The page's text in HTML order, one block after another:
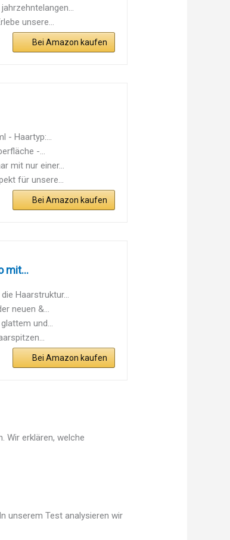
unsere...
Bei Amazon kaufen
- Haartyp:...
-...
mit nur einer...
für unsere...
Bei Amazon kaufen
mit...
Haarstruktur...
neuen &...
und...
Bei Amazon kaufen
Wir erklären, welche
unserem Test analysieren wir